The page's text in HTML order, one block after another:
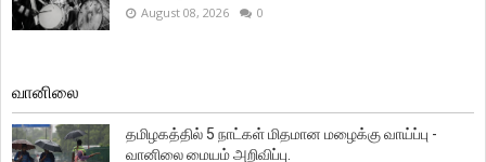
August 08, 2026 0
வானிலை
தமிழகத்தில் 5 நாட்கள் மிதமான மழைக்கு வாய்ப்பு -
வானிலை மையம் அறிவிப்பு.